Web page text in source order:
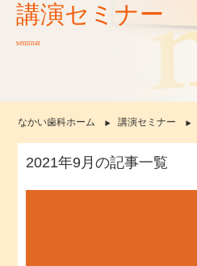
講演セミナー
seminar
なかい歯科ホーム 講演セミナー
2021年9月の記事一覧